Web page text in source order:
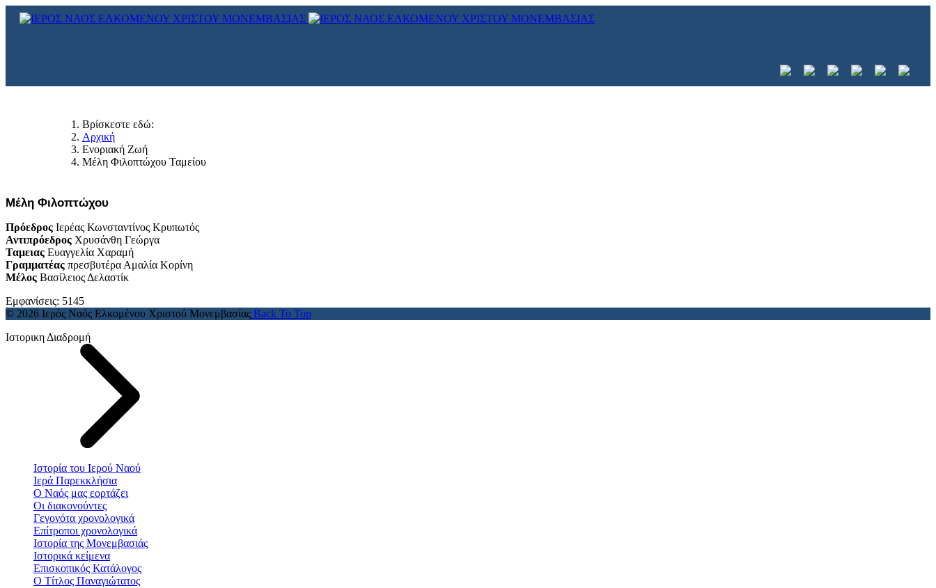
Βρίσκεστε εδώ:
Αρχική
Ενοριακή Ζωή
Μέλη Φιλοπτώχου Ταμείου
Μέλη Φιλοπτώχου
Πρόεδρος Ιερέας Κωνσταντίνος Κρυπωτός
Αντιπρόεδρος Χρυσάνθη Γεώργα
Ταμειας Ευαγγελία Χαραμή
Γραμματέας πρεσβυτέρα Αμαλία Κορίνη
Μέλος Βασίλειος Δελαστίκ
Εμφανίσεις: 5145
© 2026 Ιερός Ναός Ελκομένου Χριστού Μονεμβασίας Back To Top
Ιστορικη Διαδρομή
Ιστορία του Ιερού Ναού
Ιερά Παρεκκλήσια
Ο Ναός μας εορτάζει
Οι διακονούντες
Γεγονότα χρονολογικά
Επίτροποι χρονολογικά
Ιστορία της Μονεμβασιάς
Ιστορικά κείμενα
Επισκοπικός Κατάλογος
Ο Τίτλος Παναγιώτατος